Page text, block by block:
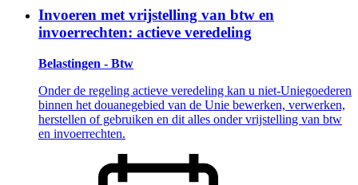
Invoeren met vrijstelling van btw en
invoerrechten: actieve veredeling
Belastingen - Btw
Onder de regeling actieve veredeling kan u niet-Uniegoederen
binnen het douanegebied van de Unie bewerken, verwerken,
herstellen of gebruiken en dit alles onder vrijstelling van btw
en invoerrechten.